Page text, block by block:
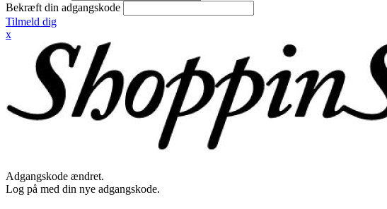
Bekræft din adgangskode
Tilmeld dig
x
Adgangskode ændret.
Log på med din nye adgangskode.